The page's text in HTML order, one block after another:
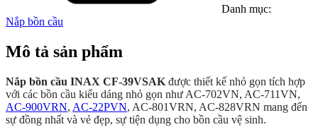
Danh mục:
Nắp bồn cầu
Mô tả sản phẩm
Nắp bồn cầu INAX CF-39VSAK được thiết kế nhỏ gọn tích hợp
với các bồn cầu kiểu dáng nhỏ gọn như AC-702VN, AC-711VN,
AC-900VRN, AC-22PVN, AC-801VRN, AC-828VRN mang đến
sự đồng nhất và vẻ đẹp, sự tiện dụng cho bồn cầu vệ sinh.